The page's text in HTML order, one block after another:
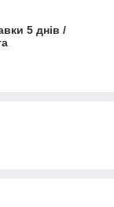
5 днів /